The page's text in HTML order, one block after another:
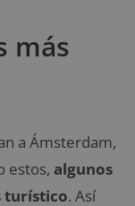
más
a Ámsterdam,
estos, algunos
turístico. Así